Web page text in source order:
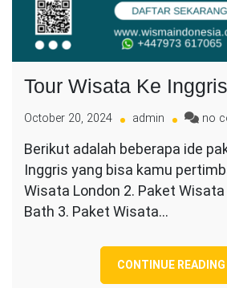
Tour Wisata Ke Inggris
October 20, 2024 admin no
Berikut adalah beberapa ide
Inggris yang bisa kamu
Wisata London 2. Paket
Bath 3. Paket Wisata…
CONTINUE READING